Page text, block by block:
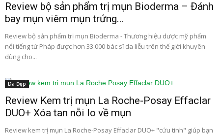
Review bộ sản phẩm trị mụn Bioderma – Đánh
bay mụn viêm mụn trứng...
Review bộ sản phẩm trị mụn Bioderma - Thương hiệu dược mỹ phẩm
nổi tiếng từ Pháp được hơn 33.000 bác sĩ da liễu trên thế giới khuyên
dùng cho...
Da Đẹp
Review Kem trị mụn La Roche-Posay Effaclar
DUO+ Xóa tan nỗi lo về mụn
Review kem trị mụn La Roche-Posay Effaclar DUO+ "cứu tinh" giúp bạn